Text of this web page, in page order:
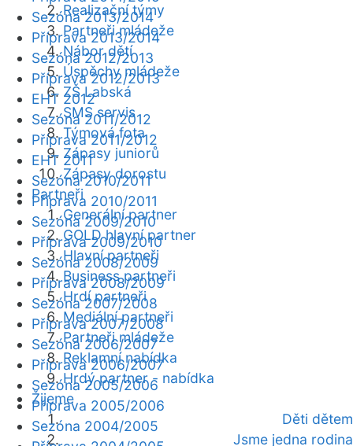
Realizační týmy
Partneři mládeže
Nábor dětí
Úspěchy mládeže
ZŠ Labská
SMS servis
Týmová fota
Zápasy juniorů
Zápasy dorostu
Partneři
Generální partner
GOLD hlavní partner
Hlavní partneři
Business partneři
Hrdí partneři
Mediální partneři
Partneři mládeže
Reklamní nabídka
Hrdý partner - nabídka
Žijeme
Děti dětem
Jsme jedna rodina
Sezóna 2013/2014
Příprava 2013/2014
Sezóna 2012/2013
Příprava 2012/2013
EHT 2012
Sezóna 2011/2012
Příprava 2011/2012
EHT 2011
Sezóna 2010/2011
Příprava 2010/2011
Sezóna 2009/2010
Příprava 2009/2010
Sezóna 2008/2009
Příprava 2008/2009
Sezóna 2007/2008
Příprava 2007/2008
Sezóna 2006/2007
Příprava 2006/2007
Sezóna 2005/2006
Příprava 2005/2006
Sezóna 2004/2005